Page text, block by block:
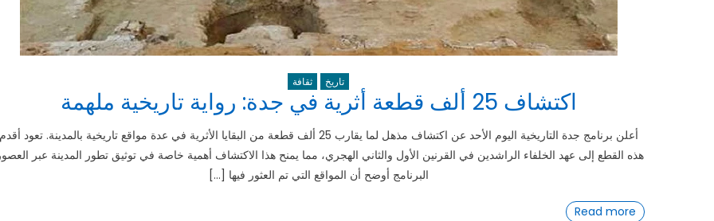
تاريخ ثقافة
اكتشاف 25 ألف قطعة أثرية في جدة: رواية تاريخية ملهمة
أعلن برنامج جدة التاريخية اليوم الأحد عن اكتشاف مذهل لما يقارب 25 ألف قطعة من البقايا الأثرية في عدة مواقع تاريخية بالمدينة. تعود
هذه القطع إلى عهد الخلفاء الراشدين في القرنين الأول والثاني الهجري، مما يمنح هذا الاكتشاف أهمية خاصة في توثيق تطور المدينة عبر
البرنامج أوضح أن المواقع التي تم العثور فيها […]
Read more